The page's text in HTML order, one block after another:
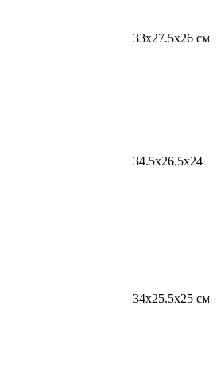
33х27.5х26 см
34.5х26.5х24
34х25.5х25 см